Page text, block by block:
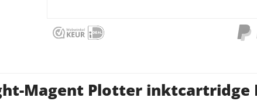
Magent Plotter inktcartridge